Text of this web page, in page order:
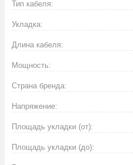
Тип кабеля:
Укладка:
Длина кабеля:
Мощность:
Страна бренда:
Напряжение:
Площадь укладки (от):
Площадь укладки (до):